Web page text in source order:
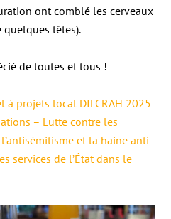
ont comblé les cerveaux
têtes).
de toutes et tous !
à projets local DILCRAH 2025
– Lutte contre les
et la haine anti
services de l’État dans le